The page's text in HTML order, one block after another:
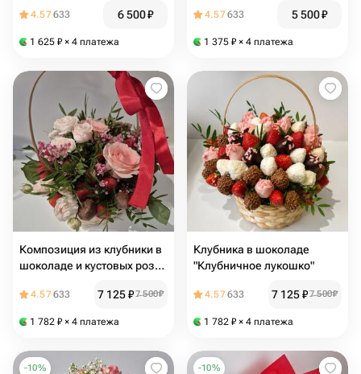
4.57633 6 500₽
1 625 ₽ × 4 платежа
4.57633 5 500₽
1 375 ₽ × 4 платежа
Композиция из клубники в
шоколаде и кустовых роз
4.57633 7 125₽7 500₽
1 782 ₽ × 4 платежа
Клубника в шоколаде
"Клубничное лукошко"
4.57633 7 125₽7 500₽
1 782 ₽ × 4 платежа
-10% -10%